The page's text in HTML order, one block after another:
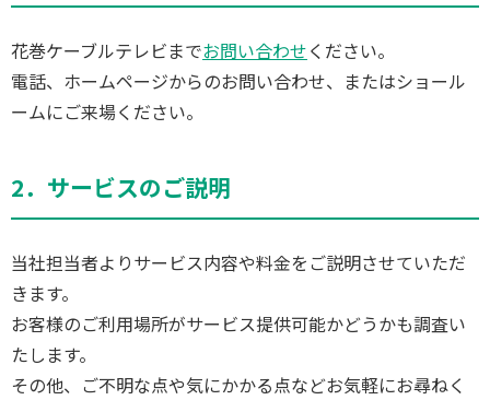
花巻ケーブルテレビまでお問い合わせください。
電話、ホームページからのお問い合わせ、またはショール
ームにご来場ください。
2．サービスのご説明
当社担当者よりサービス内容や料金をご説明させていただ
きます。
お客様のご利用場所がサービス提供可能かどうかも調査い
たします。
その他、ご不明な点や気にかかる点などお気軽にお尋ねく